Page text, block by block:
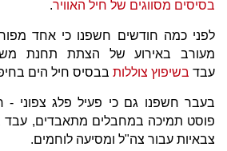
בסיסים מסווגים של חיל האוויר.
לפני כמה חודשים חשפנו כי אחד
מעורב באירוע של הצתת תחנת
עבד בשיפוץ צוללות בבסיס חיל הים
בעבר חשפנו גם כי פעיל פלג צפוני
פוסט תמיכה במחבלים מתאבדים, עבד
צבאיות עבור צה"ל ומסיעה לוחמים.